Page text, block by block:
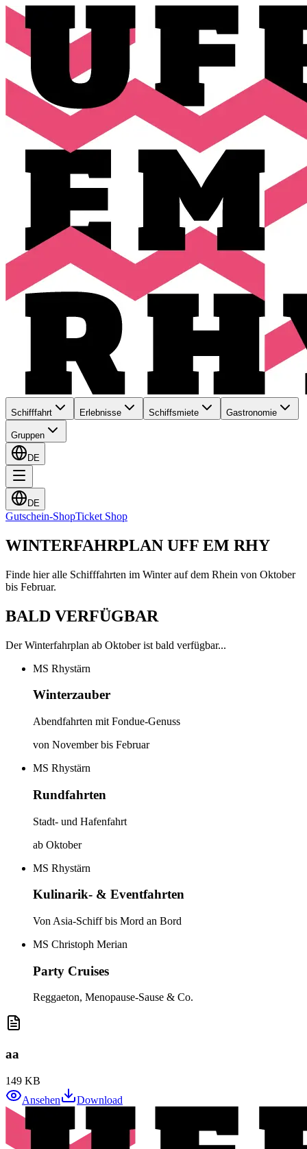
Schifffahrt Erlebnisse Schiffsmiete Gastronomie
Gruppen
DE
DE
Gutschein-ShopTicket Shop
WINTERFAHRPLAN UFF EM RHY
Finde hier alle Schifffahrten im Winter auf dem Rhein von Oktober
bis Februar.
BALD VERFÜGBAR
Der Winterfahrplan ab Oktober ist bald verfügbar...
MS Rhystärn
Winterzauber
Abendfahrten mit Fondue-Genuss
von November bis Februar
MS Rhystärn
Rundfahrten
Stadt- und Hafenfahrt
ab Oktober
MS Rhystärn
Kulinarik- & Eventfahrten
Von Asia-Schiff bis Mord an Bord
MS Christoph Merian
Party Cruises
Reggaeton, Menopause-Sause & Co.
aa
149 KB
Ansehen
Download